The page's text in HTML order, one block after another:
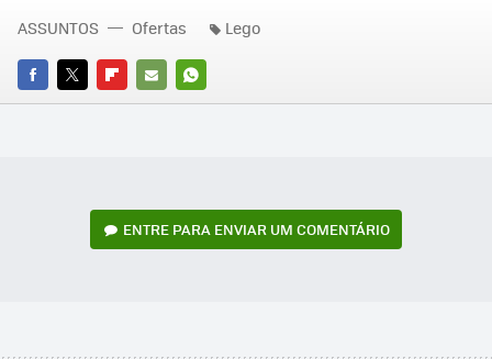
FACEBOOK
TWITTERFLIPBOARD
E-
WHATSAPP
ASSUNTOS Ofertas Lego
ENTRE PARA ENVIAR UM COMENTÁRIO